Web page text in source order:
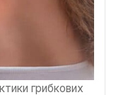
грибкових